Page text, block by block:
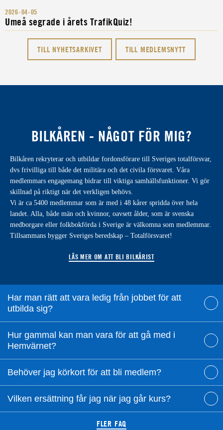
2026-04-05
Umeå segrade i årets TrafikQuiz!
TILL NYHETSARKIVET TILL MEDLEMSNYTT
BILKÅREN - NÅGOT FÖR MIG?
Bilkåren rekryterar och utbildar fordonsförare till Sveriges totalförsvar,
dvs frivilliga till både det militära och det civila försvaret. Våra
medlemmars engagemang bidrar till viktiga samhällsfunktioner. Vi gör
skillnad på riktigt när det verkligen behövs.
Vi är ca 5400 medlemmar som är med i 48 kårer spridda över hela
landet. Alla, både män och kvinnor, oavsett ålder, som är svenska
medborgare eller folkbokförda i Sverige är välkomna som medlemmar.
Tillsammans bygger Sveriges beredskap – Totalförsvaret!
LÄS MER OM ATT BLI BILKÅRIST
Har man rätt att vara ledig från jobbet för att
utbilda sig?
Hur gammal kan man vara för att gå med i
Hemvärnet?
Behöver jag körkort för att bli medlem?
Vilken ersättning får jag när jag går kurs?
FLER FAQ